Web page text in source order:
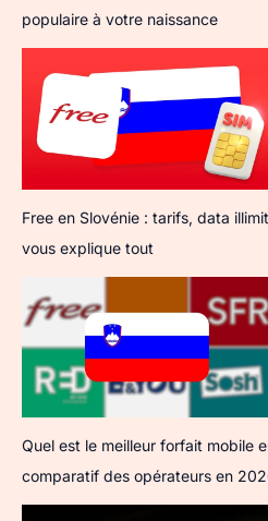
populaire à votre naissance
Free en Slovénie : tarifs, data
vous explique tout
Quel est le meilleur forfait mobile
comparatif des opérateurs en